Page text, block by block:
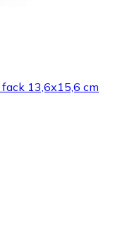
13,6x15,6 cm